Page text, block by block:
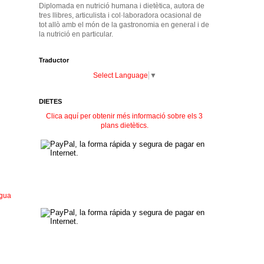
Diplomada en nutrició humana i dietètica, autora de
tres llibres, articulista i col·laboradora ocasional de
tot allò amb el món de la gastronomia en general i de
la nutrició en particular.
Traductor
Select Language ▼
DIETES
Clica aquí per obtenir més informació sobre els 3
plans dietètics.